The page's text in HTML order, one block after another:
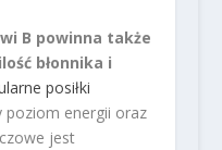
B powinna także
błonnika i
posiłki
poziom energii oraz
jest